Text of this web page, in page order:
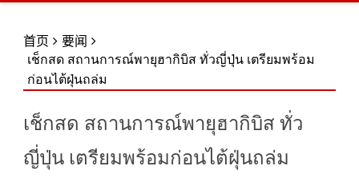
首页
要闻
เช็กสด สถานการณ์พายุฮากิบิส ทั่วญี่ปุ่น เตรียมพร้อม
ก่อนไต้ฝุ่นถล่ม
เช็กสด สถานการณ์พายุฮากิบิส ทั่ว
ญี่ปุ่น เตรียมพร้อมก่อนไต้ฝุ่นถล่ม